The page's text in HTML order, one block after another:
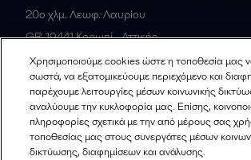
20ο χλμ. Λεωφ. Λαυρίου
GR-19441Κορωπί - Αττικής
Greece
+30 210 66 83 500
Όλα τα γραφεία
Χρησιμοποιούμε cookies ώστε η τοποθεσία μας
σωστά, να εξατομικεύουμε περιεχόμενο και
παρέχουμε λειτουργίες μέσων κοινωνικής
αναλύουμε την κυκλοφορία μας. Επίσης,
πληροφορίες σχετικά με την από μέρους σας
τοποθεσίας μας στους συνεργάτες μέσων
δικτύωσης, διαφημίσεων και ανάλυσης.